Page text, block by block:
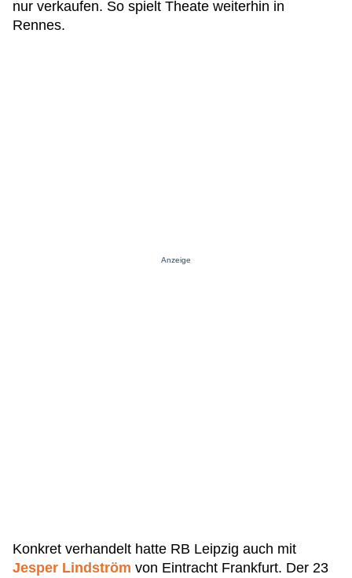
nur verkaufen. So spielt Theate weiterhin in
Rennes.
Anzeige
Konkret verhandelt hatte RB Leipzig auch mit
Jesper Lindström von Eintracht Frankfurt. Der 23